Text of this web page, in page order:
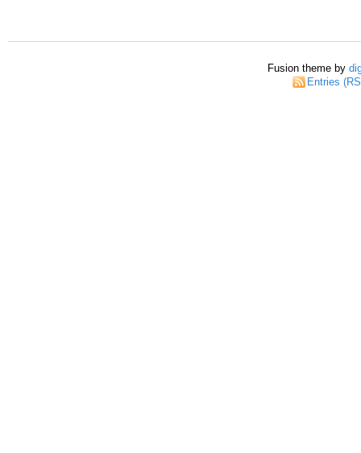
Fusion theme by
Entries